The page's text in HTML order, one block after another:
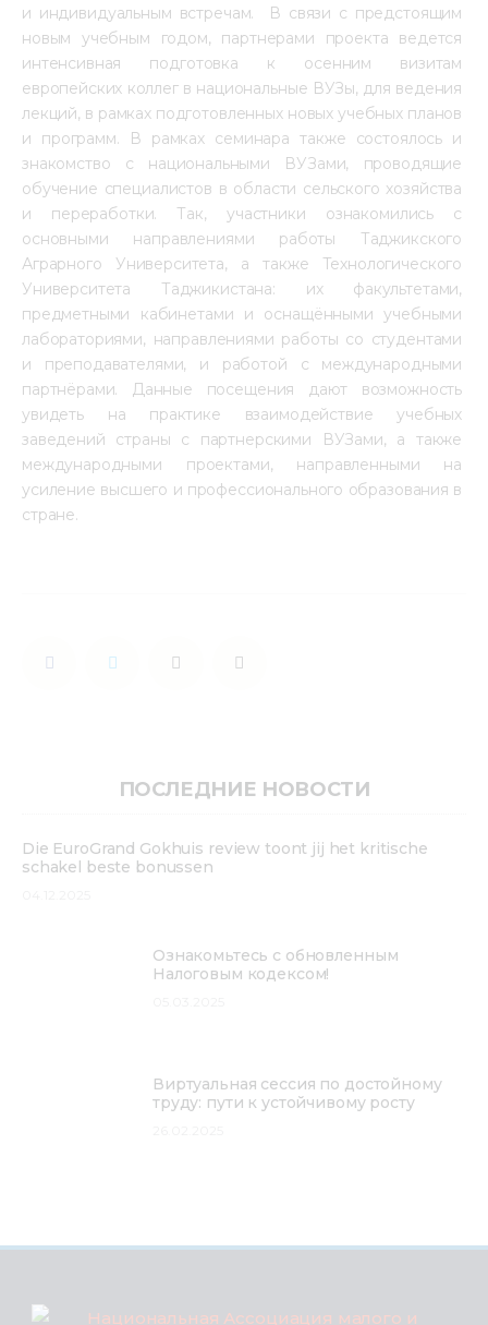
и индивидуальным встречам.  В связи с предстоящим
новым учебным годом, партнерами проекта ведется
интенсивная подготовка к осенним визитам
европейских коллег в национальные ВУЗы, для ведения
лекций, в рамках подготовленных новых учебных планов
и программ. В рамках семинара также состоялось и
знакомство с национальными ВУЗами, проводящие
обучение специалистов в области сельского хозяйства
и переработки. Так, участники ознакомились с
основными направлениями работы Таджикского
Аграрного Университета, а также Технологического
Университета Таджикистана: их факультетами,
предметными кабинетами и оснащёнными учебными
лабораториями, направлениями работы со студентами
и преподавателями, и работой с международными
партнёрами. Данные посещения дают возможность
увидеть на практике взаимодействие учебных
заведений страны с партнерскими ВУЗами, а также
международными проектами, направленными на
усиление высшего и профессионального образования в
стране.
ПОСЛЕДНИЕ НОВОСТИ
Die EuroGrand Gokhuis review toont jij het kritische
schakel beste bonussen
Ознакомьтесь с обновленным
Налоговым кодексом!
Виртуальная сессия по достойному
труду: пути к устойчивому росту